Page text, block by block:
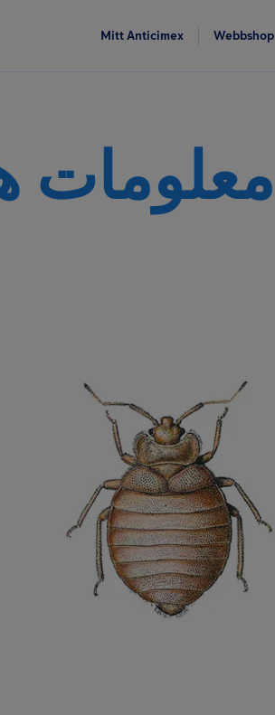
Mitt Anticimex Webbshop
معلومات